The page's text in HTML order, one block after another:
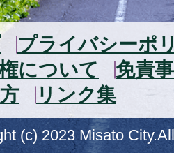
プライバシーポ
について
免責
リンク集
(c) 2023 Misato